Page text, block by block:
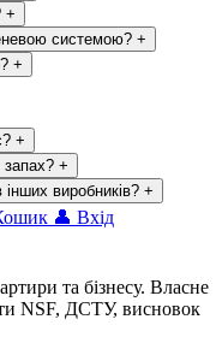
+
системою? +
+
+
+
виробників? +
👤 Вхід
та бізнесу. Власне
NSF, ДСТУ, висновок